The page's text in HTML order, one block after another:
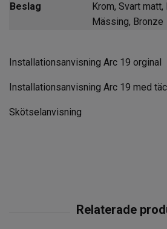
Beslag
Krom, Svart
Mässing, Bronze
Installationsanvisning Arc 19 orginal
Installationsanvisning Arc 19 med
Skötselanvisning